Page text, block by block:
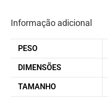
Informação adicional
PESO
DIMENSÕES
TAMANHO